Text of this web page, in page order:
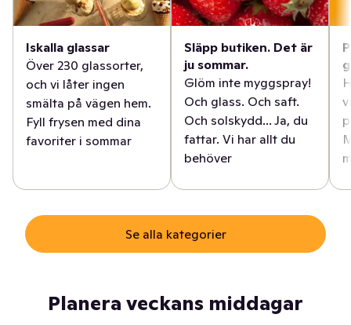
Iskalla glassar
Över 230 glassorter,
och vi låter ingen
smälta på vägen hem.
Fyll frysen med dina
favoriter i sommar
Släpp butiken. Det är
ju sommar.
Glöm inte myggspray!
Och glass. Och saft.
Och solskydd... Ja, du
fattar. Vi har allt du
behöver
Se alla kategorier
Planera veckans middagar